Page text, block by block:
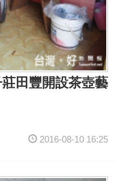
田豐開設茶壺藝
2016-08-10 16:25